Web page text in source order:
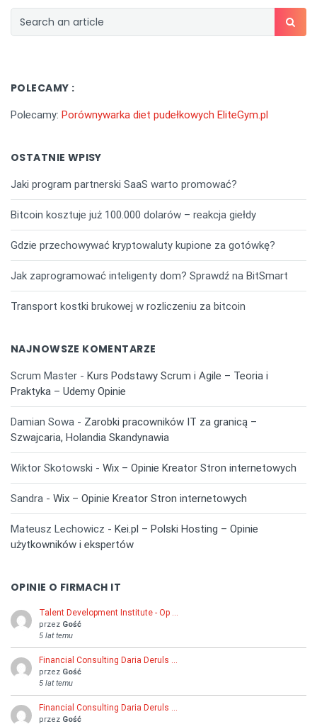
POLECAMY :
Polecamy: Porównywarka diet pudełkowych EliteGym.pl
OSTATNIE WPISY
Jaki program partnerski SaaS warto promować?
Bitcoin kosztuje już 100.000 dolarów – reakcja giełdy
Gdzie przechowywać kryptowaluty kupione za gotówkę?
Jak zaprogramować inteligenty dom? Sprawdź na BitSmart
Transport kostki brukowej w rozliczeniu za bitcoin
NAJNOWSZE KOMENTARZE
Scrum Master - Kurs Podstawy Scrum i Agile – Teoria i
Praktyka – Udemy Opinie
Damian Sowa - Zarobki pracowników IT za granicą –
Szwajcaria, Holandia Skandynawia
Wiktor Skotowski - Wix – Opinie Kreator Stron internetowych
Sandra - Wix – Opinie Kreator Stron internetowych
Mateusz Lechowicz - Kei.pl – Polski Hosting – Opinie
użytkowników i ekspertów
OPINIE O FIRMACH IT
Talent Development Institute - Op …
przez Gość
5 lat temu
Financial Consulting Daria Deruls …
przez Gość
5 lat temu
Financial Consulting Daria Deruls …
przez Gość